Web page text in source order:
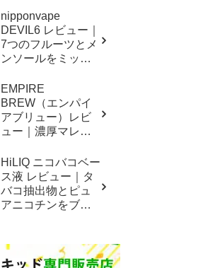
nipponvape
DEVIL6 レビュー｜
7つのフルーツとメ
ンソールをミック
リキッド！
EMPIRE
BREW（エンパイ
アブリュー）レビ
ュー｜濃厚マレー
ーズ！
HiLIQ ニコバコベー
ス液 レビュー｜タ
バコ抽出物とピュ
アニコチンをブレ